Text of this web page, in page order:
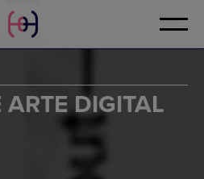
CONTACTO
DIGITAL